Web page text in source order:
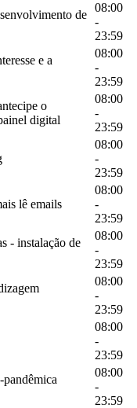
de
08:00
-
23:59
e a
08:00
-
23:59
o
digital
08:00
-
23:59
08:00
-
23:59
lê emails
08:00
-
23:59
- instalação de
08:00
-
23:59
08:00
-
23:59
08:00
-
23:59
08:00
-
23:59